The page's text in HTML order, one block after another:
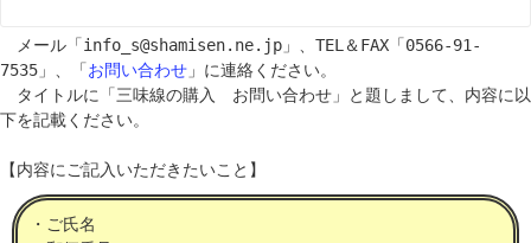
メール「info_s@shamisen.ne.jp」、TEL＆FAX「0566-91-
7535」、「お問い合わせ 」に連絡ください。
タイトルに「三味線の購入 お問い合わせ」と題しまして、内容に以
下を記載ください。
【内容にご記入いただきたいこと】
・ご氏名